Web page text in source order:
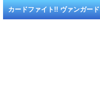
カードファイト!! ヴァンガー